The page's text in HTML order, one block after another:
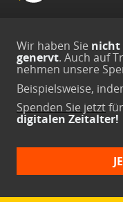
Wir haben Sie nicht
genervt. Auch auf
nehmen unsere
Beispielsweise,
Spenden Sie jetzt
digitalen Zeitalter!